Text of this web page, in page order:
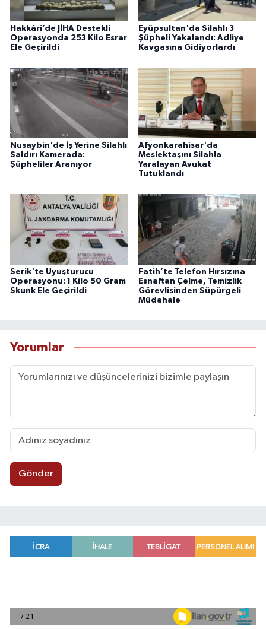
Hakkâri’de JİHA Destekli
Operasyonda 253 Kilo Esrar
Ele Geçirildi
Eyüpsultan'da Silahlı 3
Şüpheli Yakalandı: Adliye
Kavgasına Gidiyorlardı
Nusaybin'de İş Yerine Silahlı
Saldırı Kamerada:
Şüpheliler Aranıyor
Afyonkarahisar'da
Meslektaşını Silahla
Yaralayan Avukat
Tutuklandı
Serik'te Uyuşturucu
Operasyonu: 1 Kilo 50 Gram
Skunk Ele Geçirildi
Fatih’te Telefon Hırsızına
Esnaftan Çelme, Temizlik
Görevlisinden Süpürgeli
Müdahale
Yorumlar
Gönder